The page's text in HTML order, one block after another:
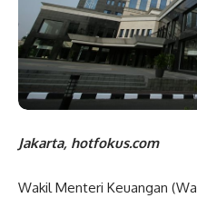
Jakarta, hotfokus.com
Wakil Menteri Keuangan